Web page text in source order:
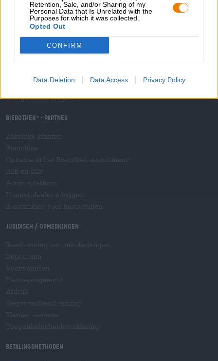
Retention, Sale, and/or Sharing of my
Personal Data that Is Unrelated with the
Purposes for which it was collected.
Opted Out
CONFIRM
Data Deletion Data Access Privacy Policy
Contact
Bedrijfs
Bier seminars
Internationaal
Veelgestelde vragen
Bierothek ® - Partner
Juridisch / Opmerkingen
Betalingsmethoden